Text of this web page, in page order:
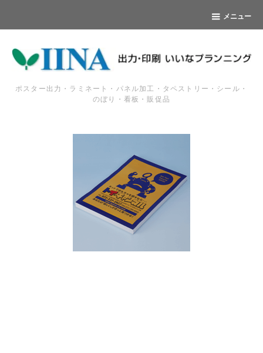
メニュー
ポスター出力・ラミネート・パネル加工・タペストリー・シール・
のぼり・看板・販促品